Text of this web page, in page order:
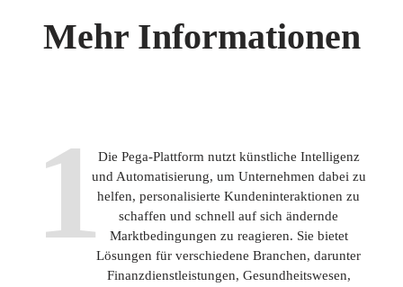
Mehr Informationen
1Die Pega-Plattform nutzt künstliche Intelligenz
und Automatisierung, um Unternehmen dabei zu
helfen, personalisierte Kundeninteraktionen zu
schaffen und schnell auf sich ändernde
Marktbedingungen zu reagieren. Sie bietet
Lösungen für verschiedene Branchen, darunter
Finanzdienstleistungen, Gesundheitswesen,